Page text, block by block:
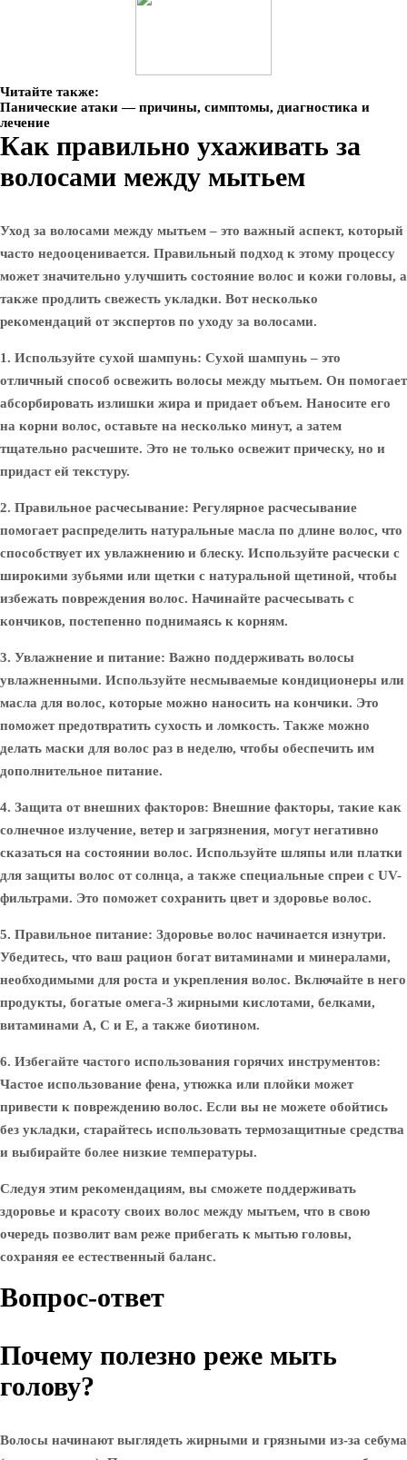
Читайте также:
Панические атаки — причины, симптомы, диагностика и
лечение
Как правильно ухаживать за
волосами между мытьем
Уход за волосами между мытьем – это важный аспект, который
часто недооценивается. Правильный подход к этому процессу
может значительно улучшить состояние волос и кожи головы, а
также продлить свежесть укладки. Вот несколько
рекомендаций от экспертов по уходу за волосами.
1. Используйте сухой шампунь: Сухой шампунь – это
отличный способ освежить волосы между мытьем. Он помогает
абсорбировать излишки жира и придает объем. Наносите его
на корни волос, оставьте на несколько минут, а затем
тщательно расчешите. Это не только освежит прическу, но и
придаст ей текстуру.
2. Правильное расчесывание: Регулярное расчесывание
помогает распределить натуральные масла по длине волос, что
способствует их увлажнению и блеску. Используйте расчески с
широкими зубьями или щетки с натуральной щетиной, чтобы
избежать повреждения волос. Начинайте расчесывать с
кончиков, постепенно поднимаясь к корням.
3. Увлажнение и питание: Важно поддерживать волосы
увлажненными. Используйте несмываемые кондиционеры или
масла для волос, которые можно наносить на кончики. Это
поможет предотвратить сухость и ломкость. Также можно
делать маски для волос раз в неделю, чтобы обеспечить им
дополнительное питание.
4. Защита от внешних факторов: Внешние факторы, такие как
солнечное излучение, ветер и загрязнения, могут негативно
сказаться на состоянии волос. Используйте шляпы или платки
для защиты волос от солнца, а также специальные спреи с UV-
фильтрами. Это поможет сохранить цвет и здоровье волос.
5. Правильное питание: Здоровье волос начинается изнутри.
Убедитесь, что ваш рацион богат витаминами и минералами,
необходимыми для роста и укрепления волос. Включайте в него
продукты, богатые омега-3 жирными кислотами, белками,
витаминами A, C и E, а также биотином.
6. Избегайте частого использования горячих инструментов:
Частое использование фена, утюжка или плойки может
привести к повреждению волос. Если вы не можете обойтись
без укладки, старайтесь использовать термозащитные средства
и выбирайте более низкие температуры.
Следуя этим рекомендациям, вы сможете поддерживать
здоровье и красоту своих волос между мытьем, что в свою
очередь позволит вам реже прибегать к мытью головы,
сохраняя ее естественный баланс.
Вопрос-ответ
Почему полезно реже мыть
голову?
Волосы начинают выглядеть жирными и грязными из-за себума